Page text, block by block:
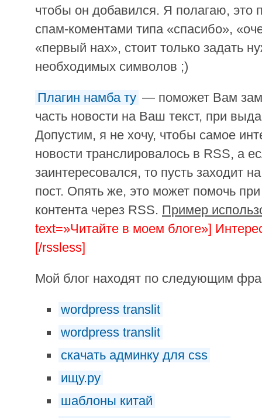
чтобы он добавился. Я полагаю, это
спам-коментами типа «спасибо»,
«первый нах», стоит только задать
необходимых символов ;)
Плагин намба ту — поможет Вам
часть новости на Ваш текст, при
Допустим, я не хочу, чтобы самое
новости транслировалось в RSS, а
заинтересовался, то пусть заходит
пост. Опять же, это может помочь
контента через RSS. Пример
text=»Читайте в моем блоге»]
[/rssless]
Мой блог находят по следующим
wordpress translit
wordpress translit
скачать админку для css
ищу.ру
шаблоны китай